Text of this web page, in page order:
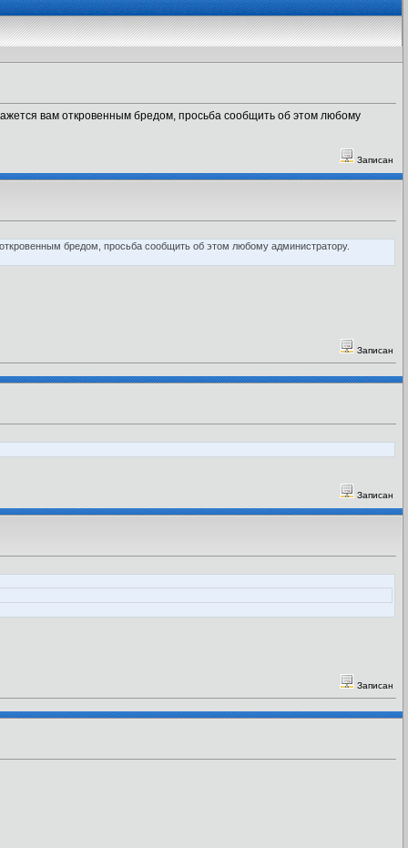
вам откровенным бредом, просьба сообщить об этом любому
Записан
бредом, просьба сообщить об этом любому администратору.
Записан
Записан
Записан